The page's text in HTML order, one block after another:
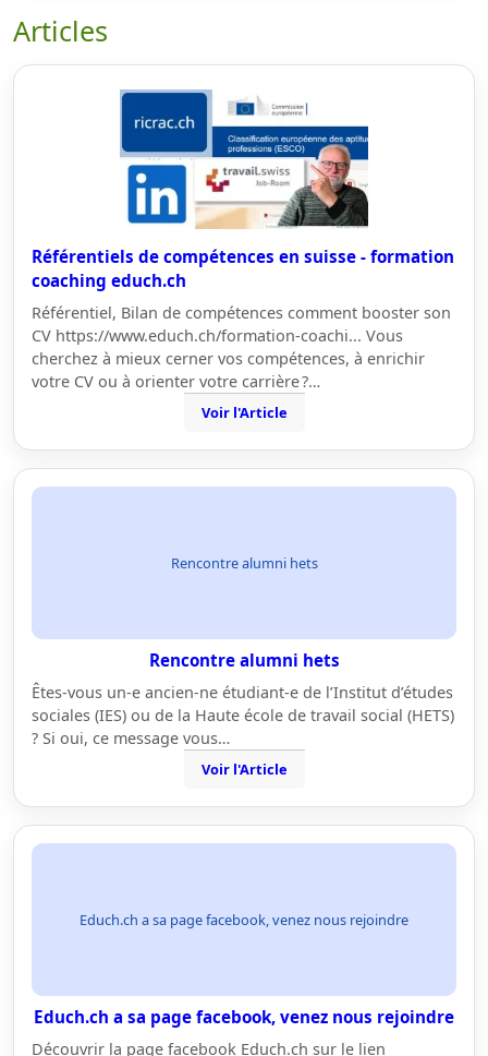
Articles
Référentiels de compétences en suisse - formation
coaching educh.ch
Référentiel, Bilan de compétences comment booster son
CV https://www.educh.ch/formation-coachi... Vous
cherchez à mieux cerner vos compétences, à enrichir
votre CV ou à orienter votre carrière ?…
Voir l'Article
Rencontre alumni hets
Rencontre alumni hets
Êtes-vous un-e ancien-ne étudiant-e de l’Institut d’études
sociales (IES) ou de la Haute école de travail social (HETS)
? Si oui, ce message vous…
Voir l'Article
Educh.ch a sa page facebook, venez nous rejoindre
Educh.ch a sa page facebook, venez nous rejoindre
Découvrir la page facebook Educh.ch sur le lien